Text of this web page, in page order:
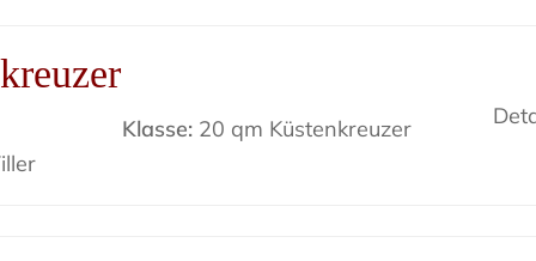
Klasse:20 qm Küstenkreuzer